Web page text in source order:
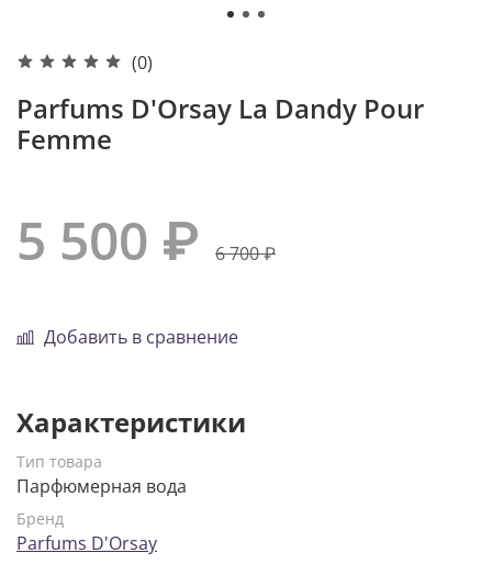
(0)
Parfums D'Orsay La Dandy Pour
Femme
5 500 ₽ 6 700 ₽
Добавить в сравнение
Характеристики
Тип товара
Парфюмерная вода
Бренд
Parfums D'Orsay